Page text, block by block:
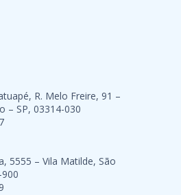
R. Melo Freire, 91 –
– SP, 03314-030
5555 – Vila Matilde, São